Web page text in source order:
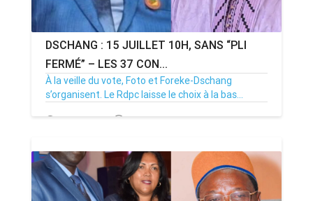
DSCHANG : 15 JUILLET 10H, SANS “PLI
FERMÉ” – LES 37 CON...
À la veille du vote, Foto et Foreke-Dschang
s’organisent. Le Rdpc laisse le choix à la bas...
14/07/26 Par MenouActu 0